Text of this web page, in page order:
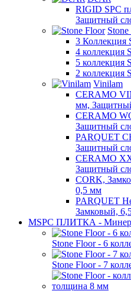
RIGID SPC
Защитный
3 Коллекция
4 коллекция
5 коллекция
2 коллекция
Vinilam
CERAMO
мм,
CERAMO
Защитный
PARQUET
Защитный
CERAMO
Защитный
CORK,
0,5 мм
PARQUET
Замковый,
MSPC ПЛИТКА -
Stone Floor - 6
Stone Floor - 7